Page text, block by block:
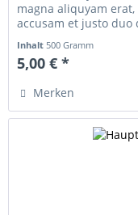
magna aliquyam
accusam et justo duo
Inhalt 500 Gramm
5,00 € *
Merken